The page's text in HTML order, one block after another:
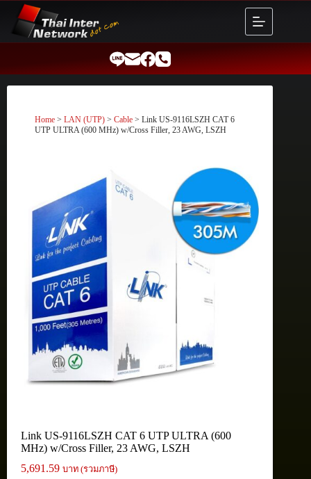
content
Home > LAN (UTP) > Cable > Link US-9116LSZH CAT 6
UTP ULTRA (600 MHz) w/Cross Filler, 23 AWG, LSZH
Link US-9116LSZH CAT 6 UTP ULTRA (600
MHz) w/Cross Filler, 23 AWG, LSZH
5,691.59 บาท (รวมภาษี)